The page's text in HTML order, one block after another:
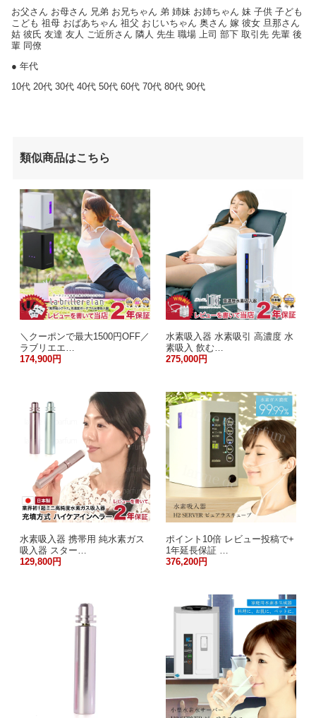
お父さん お母さん 兄弟 お兄ちゃん 弟 姉妹 お姉ちゃん 妹 子供 子ども
こども 祖母 おばあちゃん 祖父 おじいちゃん 奥さん 嫁 彼女 旦那さん
姑 彼氏 友達 友人 ご近所さん 隣人 先生 職場 上司 部下 取引先 先輩 後
輩 同僚
● 年代
10代 20代 30代 40代 50代 60代 70代 80代 90代
類似商品はこちら
＼クーポンで最大1500円OFF／
ラブリエエ…
174,900円
水素吸入器 水素吸引 高濃度 水
素吸入 飲む…
275,000円
水素吸入器 携帯用 純水素ガス
吸入器 スター…
129,800円
ポイント10倍 レビュー投稿で+
1年延長保証 …
376,200円